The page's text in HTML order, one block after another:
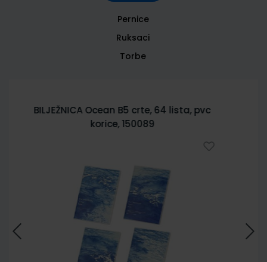
Pernice
Ruksaci
Torbe
BILJEŽNICA City Sketch B5 crte, 64 lista,
pvc korice 150085